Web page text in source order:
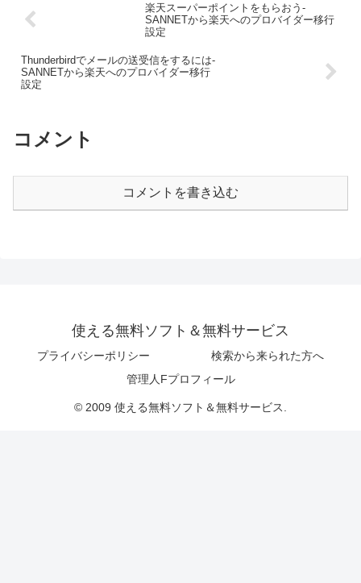
楽天スーパーポイントをもらおう-
SANNETから楽天へのプロバイダー移行
設定
Thunderbirdでメールの送受信をするには-
SANNETから楽天へのプロバイダー移行
設定
コメント
コメントを書き込む
使える無料ソフト＆無料サービス
プライバシーポリシー
検索から来られた方へ
管理人Fプロフィール
© 2009 使える無料ソフト＆無料サービス.